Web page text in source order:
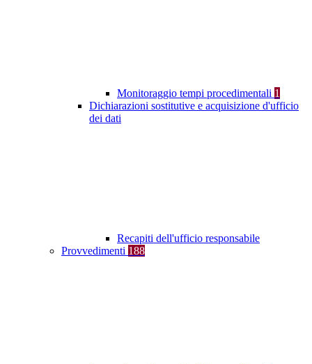
Monitoraggio tempi procedimentali 1
Dichiarazioni sostitutive e acquisizione d'ufficio
dei dati
Recapiti dell'ufficio responsabile
Provvedimenti 188